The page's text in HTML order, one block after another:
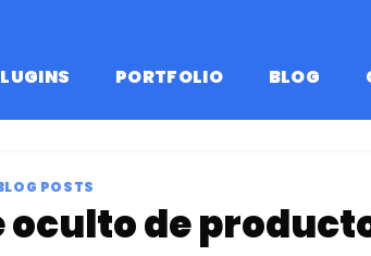
PORTFOLIO BLOG
POSTS
oculto de